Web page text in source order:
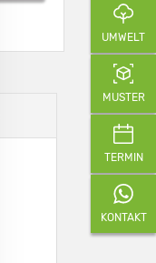
UMWELT
MUSTER
TERMIN
KONTAKT